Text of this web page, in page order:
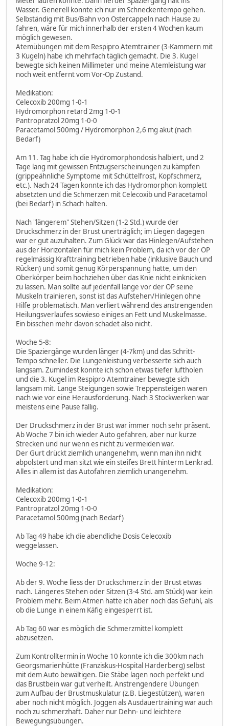
Wasser. Generell konnte ich nur im Schneckentempo gehen.
Selbständig mit Bus/Bahn von Ostercappeln nach Hause zu
fahren, wäre für mich innerhalb der ersten 4 Wochen kaum
möglich gewesen.
Atemübungen mit dem Respipro Atemtrainer (3-Kammern mit
3 Kugeln) habe ich mehrfach täglich gemacht. Die 3. Kugel
bewegte sich keinen Millimeter und meine Atemleistung war
noch weit entfernt vom Vor-Op Zustand.
Medikation:
Celecoxib 200mg 1-0-1
Hydromorphon retard 2mg 1-0-1
Pantropratzol 20mg 1-0-0
Paracetamol 500mg / Hydromorphon 2,6 mg akut (nach
Bedarf)
Am 11. Tag habe ich die Hydromorphondosis halbiert, und 2
Tage lang mit gewissen Entzugserscheinungen zu kämpfen
(grippeähnliche Symptome mit Schüttelfrost, Kopfschmerz,
etc.). Nach 24 Tagen konnte ich das Hydromorphon komplett
absetzten und die Schmerzen mit Celecoxib und Paracetamol
(bei Bedarf) in Schach halten.
Nach "längerem" Stehen/Sitzen (1-2 Std.) wurde der
Druckschmerz in der Brust unerträglich; im Liegen dagegen
war er gut auzuhalten. Zum Glück war das Hinlegen/Aufstehen
aus der Horizontalen für mich kein Problem, da ich vor der OP
regelmässig Krafttraining betrieben habe (inklusive Bauch und
Rücken) und somit genug Körperspannung hatte, um den
Oberkörper beim hochziehen über das Knie nicht einknicken
zu lassen. Man sollte auf jedenfall lange vor der OP seine
Muskeln trainieren, sonst ist das Aufstehen/Hinlegen ohne
Hilfe problematisch. Man verliert während des anstrengenden
Heilungsverlaufes sowieso einiges an Fett und Muskelmasse.
Ein bisschen mehr davon schadet also nicht.
Woche 5-8:
Die Spaziergänge wurden länger (4-7km) und das Schritt-
Tempo schneller. Die Lungenleistung verbesserte sich auch
langsam. Zumindest konnte ich schon etwas tiefer luftholen
und die 3. Kugel im Respipro Atemtrainer bewegte sich
langsam mit. Lange Steigungen sowie Treppensteigen waren
nach wie vor eine Herausforderung. Nach 3 Stockwerken war
meistens eine Pause fällig.
Der Druckschmerz in der Brust war immer noch sehr präsent.
Ab Woche 7 bin ich wieder Auto gefahren, aber nur kurze
Strecken und nur wenn es nicht zu vermeiden war.
Der Gurt drückt ziemlich unangenehm, wenn man ihn nicht
abpolstert und man sitzt wie ein steifes Brett hinterm Lenkrad.
Alles in allem ist das Autofahren ziemlich unangenehm.
Medikation:
Celecoxib 200mg 1-0-1
Pantropratzol 20mg 1-0-0
Paracetamol 500mg (nach Bedarf)
Ab Tag 49 habe ich die abendliche Dosis Celecoxib
weggelassen.
Woche 9-12:
Ab der 9. Woche liess der Druckschmerz in der Brust etwas
nach. Längeres Stehen oder Sitzen (3-4 Std. am Stück) war kein
Problem mehr. Beim Atmen hatte ich aber noch das Gefühl, als
ob die Lunge in einem Käfig eingesperrt ist.
Ab Tag 60 war es möglich die Schmerzmittel komplett
abzusetzen.
Zum Kontrolltermin in Woche 10 konnte ich die 300km nach
Georgsmarienhütte (Franziskus-Hospital Harderberg) selbst
mit dem Auto bewältigen. Die Stäbe lagen noch perfekt und
das Brustbein war gut verheilt. Anstrengendere Übungen
zum Aufbau der Brustmuskulatur (z.B. Liegestützen), waren
aber noch nicht möglich. Joggen als Ausdauertraining war auch
noch zu schmerzhaft. Daher nur Dehn- und leichtere
Bewegungsübungen.